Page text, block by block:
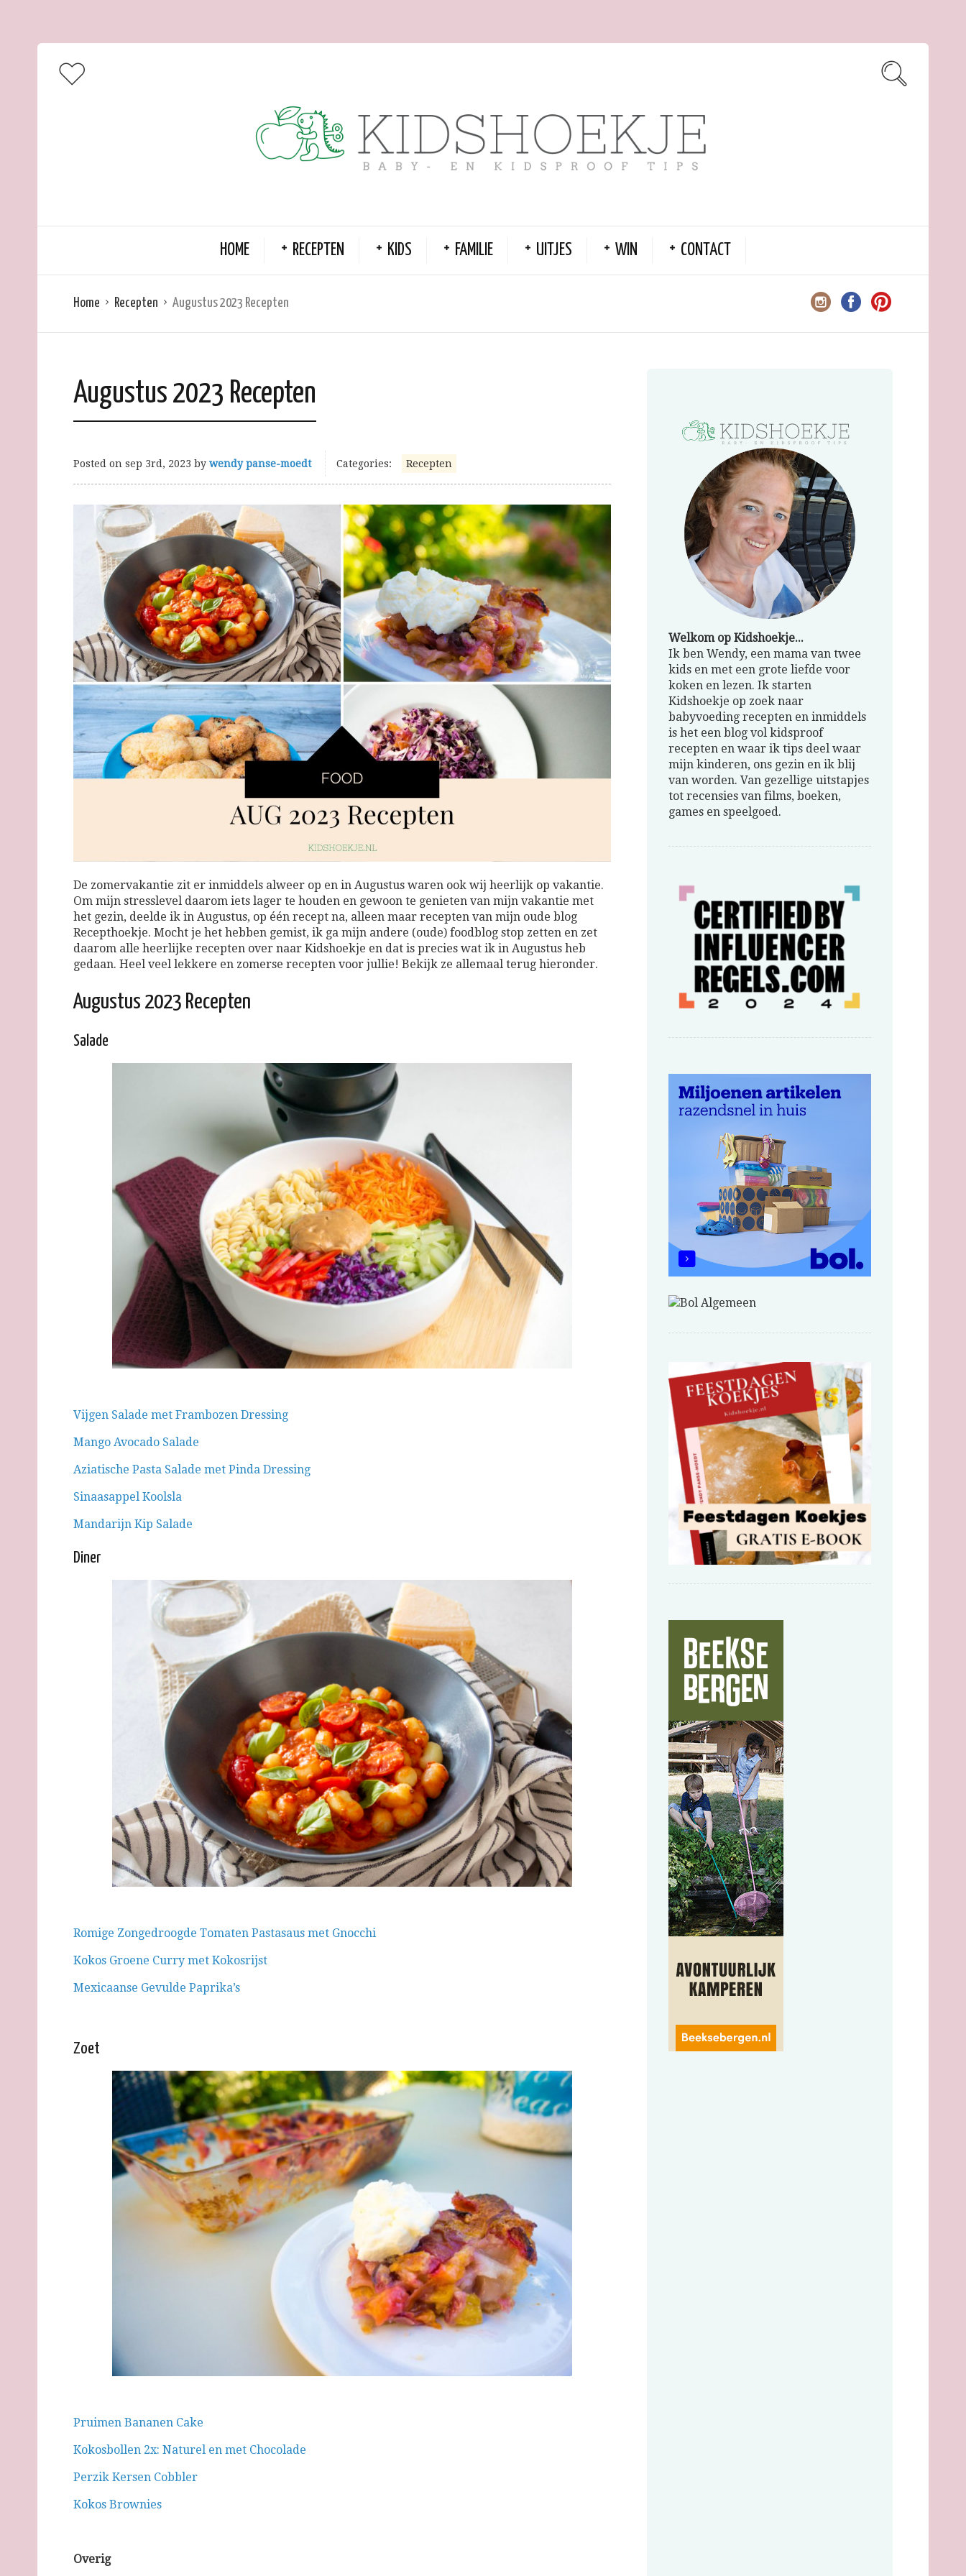
HOME RECEPTEN KIDS FAMILIE UITJES WIN CONTACT
Home Recepten Augustus 2023 Recepten
Augustus 2023 Recepten
Posted on sep 3rd, 2023 by wendy panse-moedt Categories: Recepten
De zomervakantie zit er inmiddels alweer op en in Augustus waren ook wij heerlijk op vakantie.
Om mijn stresslevel daarom iets lager te houden en gewoon te genieten van mijn vakantie met
het gezin, deelde ik in Augustus, op één recept na, alleen maar recepten van mijn oude blog
Recepthoekje. Mocht je het hebben gemist, ik ga mijn andere (oude) foodblog stop zetten en zet
daarom alle heerlijke recepten over naar Kidshoekje en dat is precies wat ik in Augustus heb
gedaan. Heel veel lekkere en zomerse recepten voor jullie! Bekijk ze allemaal terug hieronder.
Augustus 2023 Recepten
Salade
Vijgen Salade met Frambozen Dressing
Mango Avocado Salade
Aziatische Pasta Salade met Pinda Dressing
Sinaasappel Koolsla
Mandarijn Kip Salade
Diner
Romige Zongedroogde Tomaten Pastasaus met Gnocchi
Kokos Groene Curry met Kokosrijst
Mexicaanse Gevulde Paprika’s
Zoet
Pruimen Bananen Cake
Kokosbollen 2x: Naturel en met Chocolade
Perzik Kersen Cobbler
Kokos Brownies
Overig
Welkom op Kidshoekje...
Ik ben Wendy, een mama van twee
kids en met een grote liefde voor
koken en lezen. Ik starten
Kidshoekje op zoek naar
babyvoeding recepten en inmiddels
is het een blog vol kidsproof
recepten en waar ik tips deel waar
mijn kinderen, ons gezin en ik blij
van worden. Van gezellige uitstapjes
tot recensies van films, boeken,
games en speelgoed.